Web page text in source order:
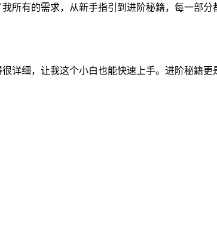
所有的需求，从新手指引到进阶秘籍，每一部
详细，让我这个小白也能快速上手。进阶秘籍